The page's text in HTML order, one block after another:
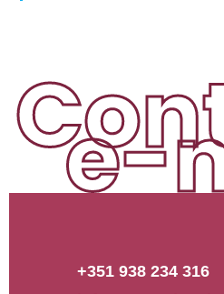
e-
+351 938 234 316